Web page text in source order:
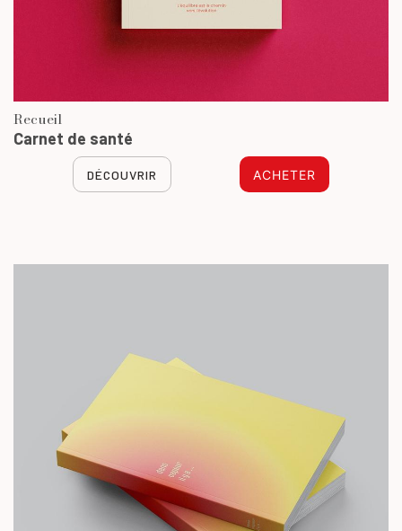
Recueil
Carnet de santé
DÉCOUVRIR ACHETER